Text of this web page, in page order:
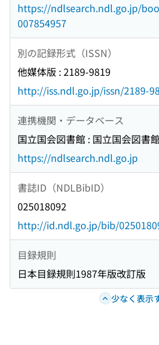
https://ndlsearch.ndl.go.jp/
007854957
別の記録形式（ISSN）
他媒体版 : 2189-9819
http://iss.ndl.go.jp/issn/2189-
連携機関・データベース
国立国会図書館 : 国立国会図書
https://ndlsearch.ndl.go.jp
書誌ID（NDLBibID）
025018092
http://id.ndl.go.jp/bib/
目録規則
日本目録規則1987年版改訂版
少なく表示